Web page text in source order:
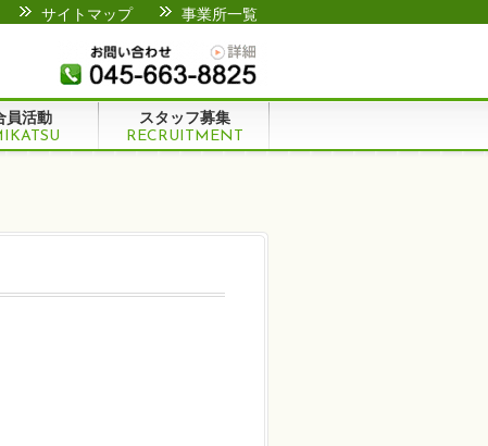
事業所一覧
サイトマップ
員活動 スタッフ募集
RECRUITMENT